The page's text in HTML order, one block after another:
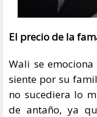
El precio de la
Wali se
siente por su
no sucediera lo
de antaño, ya